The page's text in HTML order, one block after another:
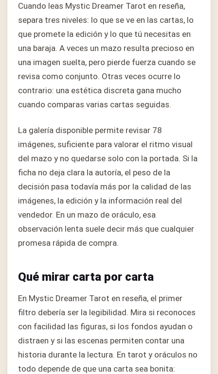
Cuando leas Mystic Dreamer Tarot en reseña,
separa tres niveles: lo que se ve en las cartas, lo
que promete la edición y lo que tú necesitas en
una baraja. A veces un mazo resulta precioso en
una imagen suelta, pero pierde fuerza cuando se
revisa como conjunto. Otras veces ocurre lo
contrario: una estética discreta gana mucho
cuando comparas varias cartas seguidas.
La galería disponible permite revisar 78
imágenes, suficiente para valorar el ritmo visual
del mazo y no quedarse solo con la portada. Si la
ficha no deja clara la autoría, el peso de la
decisión pasa todavía más por la calidad de las
imágenes, la edición y la información real del
vendedor. En un mazo de oráculo, esa
observación lenta suele decir más que cualquier
promesa rápida de compra.
Qué mirar carta por carta
En Mystic Dreamer Tarot en reseña, el primer
filtro debería ser la legibilidad. Mira si reconoces
con facilidad las figuras, si los fondos ayudan o
distraen y si las escenas permiten contar una
historia durante la lectura. En tarot y oráculos no
todo depende de que una carta sea bonita: